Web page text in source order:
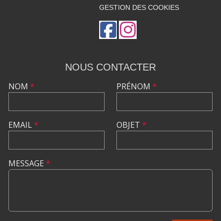
GESTION DES COOKIES
NOUS CONTACTER
NOM *
EMAIL*
PRÉNOM *
OBJET *
MESSAGE *